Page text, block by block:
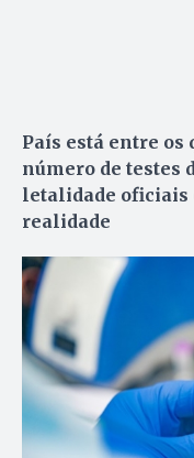
País está entre
número de testes
letalidade oficiais
realidade